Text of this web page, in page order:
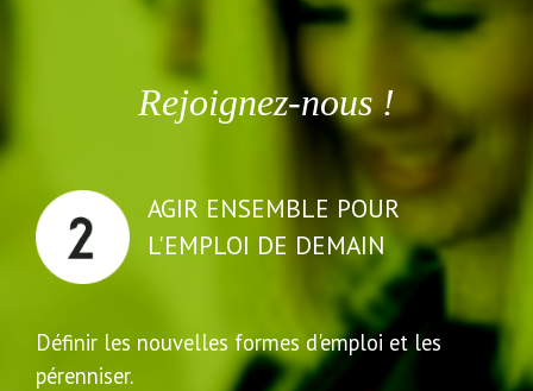
Rejoignez-nous !
AGIR ENSEMBLE POUR
L'EMPLOI DE DEMAIN
Définir les nouvelles formes d'emploi et les
pérenniser.